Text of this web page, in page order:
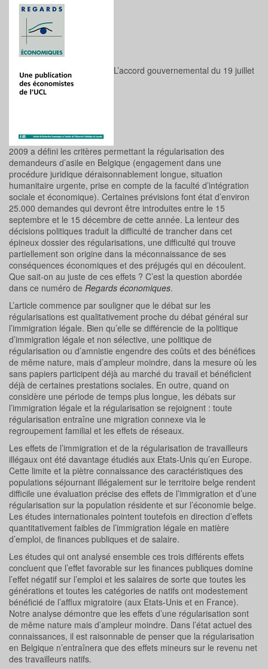
L’accord gouvernemental du 19 juillet
2009 a défini les critères permettant la régularisation des
demandeurs d’asile en Belgique (engagement dans une
procédure juridique déraisonnablement longue, situation
humanitaire urgente, prise en compte de la faculté d’intégration
sociale et économique). Certaines prévisions font état d’environ
25.000 demandes qui devront être introduites entre le 15
septembre et le 15 décembre de cette année. La lenteur des
décisions politiques traduit la difficulté de trancher dans cet
épineux dossier des régularisations, une difficulté qui trouve
partiellement son origine dans la méconnaissance de ses
conséquences économiques et des préjugés qui en découlent.
Que sait-on au juste de ces effets ? C’est la question abordée
dans ce numéro de Regards économiques.
L’article commence par souligner que le débat sur les
régularisations est qualitativement proche du débat général sur
l’immigration légale. Bien qu’elle se différencie de la politique
d’immigration légale et non sélective, une politique de
régularisation ou d’amnistie engendre des coûts et des bénéfices
de même nature, mais d’ampleur moindre, dans la mesure où les
sans papiers participent déjà au marché du travail et bénéficient
déjà de certaines prestations sociales. En outre, quand on
considère une période de temps plus longue, les débats sur
l’immigration légale et la régularisation se rejoignent : toute
régularisation entraîne une migration connexe via le
regroupement familial et les effets de réseaux.
Les effets de l’immigration et de la régularisation de travailleurs
illégaux ont été davantage étudiés aux Etats-Unis qu’en Europe.
Cette limite et la piètre connaissance des caractéristiques des
populations séjournant illégalement sur le territoire belge rendent
difficile une évaluation précise des effets de l’immigration et d’une
régularisation sur la population résidente et sur l’économie belge.
Les études internationales pointent toutefois en direction d’effets
quantitativement faibles de l’immigration légale en matière
d’emploi, de finances publiques et de salaire.
Les études qui ont analysé ensemble ces trois différents effets
concluent que l’effet favorable sur les finances publiques domine
l’effet négatif sur l’emploi et les salaires de sorte que toutes les
générations et toutes les catégories de natifs ont modestement
bénéficié de l’afflux migratoire (aux Etats-Unis et en France).
Notre analyse démontre que les effets d’une régularisation sont
de même nature mais d’ampleur moindre. Dans l’état actuel des
connaissances, il est raisonnable de penser que la régularisation
en Belgique n’entraînera que des effets mineurs sur le revenu net
des travailleurs natifs.